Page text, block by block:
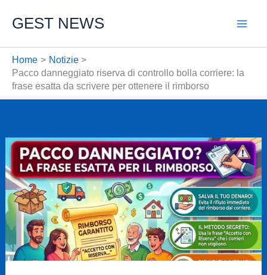
GEST NEWS
Home
Notizie
Pacco danneggiato riserva di controllo bolla corriere: la
frase esatta da scrivere per ottenere il rimborso